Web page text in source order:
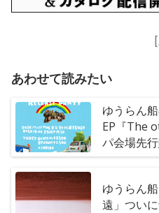
あわせて読みたい
ゆうらん
EP『The
パ会場先
ゆうらん
遠」つい